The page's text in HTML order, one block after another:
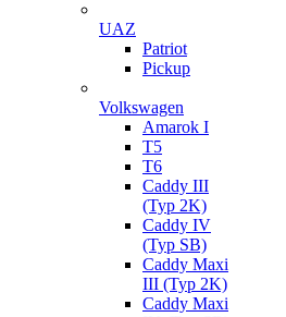
UAZ
Patriot
Pickup
Volkswagen
Amarok I
T5
T6
Caddy III
(Typ 2K)
Caddy IV
(Typ SB)
Caddy Maxi
III (Typ 2K)
Caddy Maxi